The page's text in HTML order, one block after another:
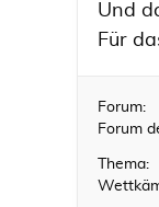
Und
Für
Forum:
Forum
Thema: